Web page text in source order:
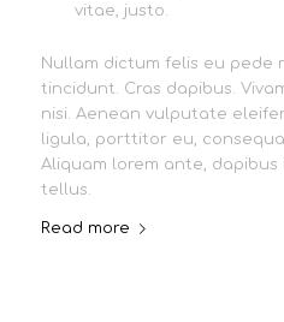
vitae, justo.
Nullam dictum felis eu pede
tincidunt. Cras dapibus.
nisi. Aenean vulputate
ligula, porttitor eu,
Aliquam lorem ante, dapibus
tellus.
Read more